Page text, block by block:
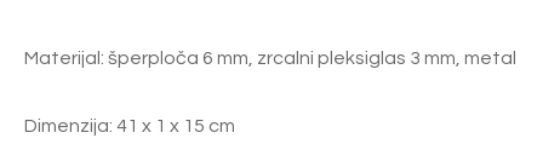
Materijal: šperploča 6 mm, zrcalni pleksiglas 3 mm, metal
Dimenzija: 41 x 1 x 15 cm